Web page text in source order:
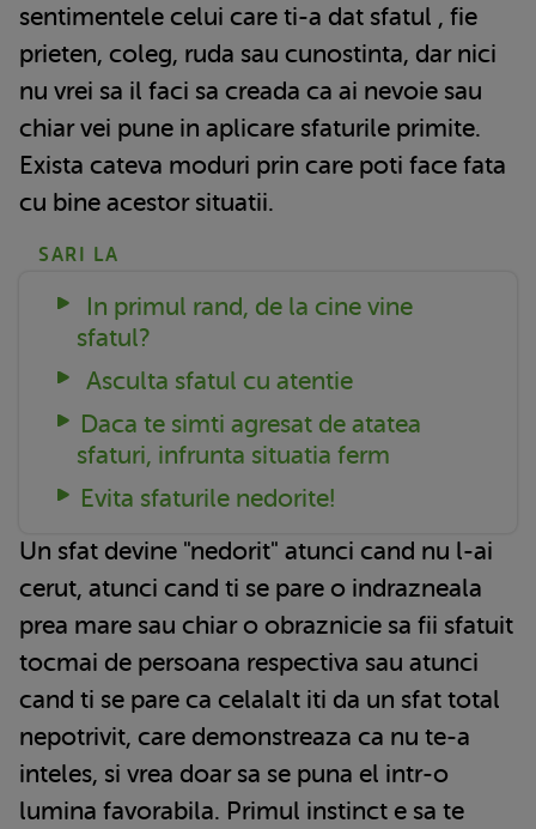
sentimentele celui care ti-a dat sfatul , fie
prieten, coleg, ruda sau cunostinta, dar nici
nu vrei sa il faci sa creada ca ai nevoie sau
chiar vei pune in aplicare sfaturile primite.
Exista cateva moduri prin care poti face fata
cu bine acestor situatii.
SARI LA
In primul rand, de la cine vine
sfatul?
Asculta sfatul cu atentie
Daca te simti agresat de atatea
sfaturi, infrunta situatia ferm
Evita sfaturile nedorite!
Un sfat devine "nedorit" atunci cand nu l-ai
cerut, atunci cand ti se pare o indrazneala
prea mare sau chiar o obraznicie sa fii sfatuit
tocmai de persoana respectiva sau atunci
cand ti se pare ca celalalt iti da un sfat total
nepotrivit, care demonstreaza ca nu te-a
inteles, si vrea doar sa se puna el intr-o
lumina favorabila. Primul instinct e sa te